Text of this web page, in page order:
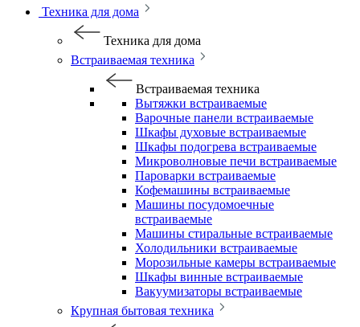
Техника для дома
Техника для дома
Встраиваемая техника
Встраиваемая техника
Вытяжки встраиваемые
Варочные панели встраиваемые
Шкафы духовые встраиваемые
Шкафы подогрева встраиваемые
Микроволновые печи встраиваемые
Пароварки встраиваемые
Кофемашины встраиваемые
Машины посудомоечные
встраиваемые
Машины стиральные встраиваемые
Холодильники встраиваемые
Морозильные камеры встраиваемые
Шкафы винные встраиваемые
Вакуумизаторы встраиваемые
Крупная бытовая техника